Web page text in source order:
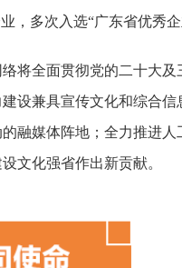
，多次入选“广东省优秀
将全面贯彻党的二十大
设兼具宣传文化和综合
融媒体阵地；全力推进
文化强省作出新贡献。